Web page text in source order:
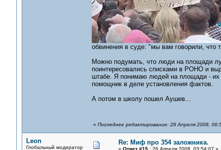
обвинения в суде: "мы вам говорили, что
Можно подумать, что люди на площади
поинтересовались списками в РОНО и
штабе. Я понимаю людей на площади - их
помощник в деле установления фактов.
А потом в школу пошел Аушев...
« Последнее редактирование: 28 Апреля 2008,
Leon
Глобальный модератор
Re: Миф про 354 заложника.
« Ответ #15 :26 Апреля 2008, 03:54:07 »